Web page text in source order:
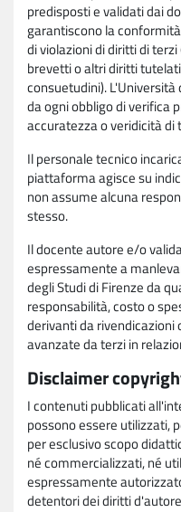
predisposti e validati dai
garantiscono la
di violazioni di diritti di
brevetti o altri diritti
consuetudini).
da ogni obbligo di verifica
accuratezza o veridicità di
Il personale tecnico
piattaforma agisce su
non assume alcuna
stesso.
Il docente autore e/o
espressamente a
degli Studi di Firenze da
responsabilità, costo o
derivanti da rivendicazioni
avanzate da terzi in
Disclaimer
I contenuti pubblicati
possono essere utilizzati,
per esclusivo scopo
né commercializzati, né
espressamente
detentori dei diritti